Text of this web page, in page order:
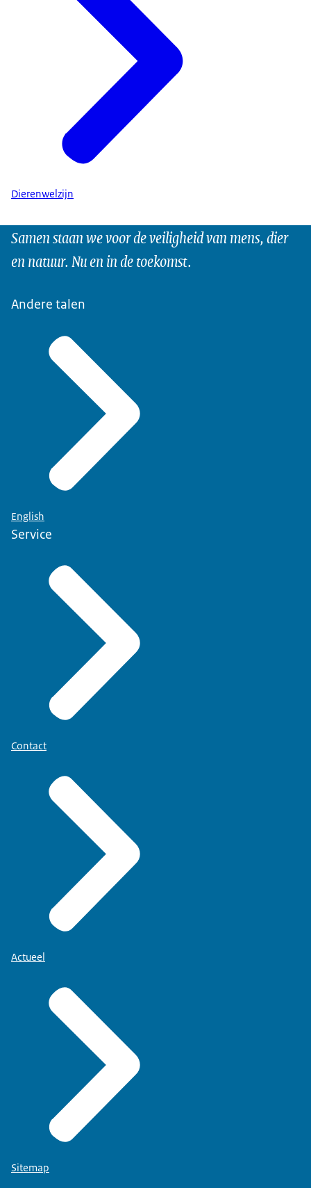
Dierenwelzijn
Samen staan we voor de veiligheid van mens, dier
en natuur. Nu en in de toekomst.
Andere talen
English
Service
Contact
Actueel
Sitemap